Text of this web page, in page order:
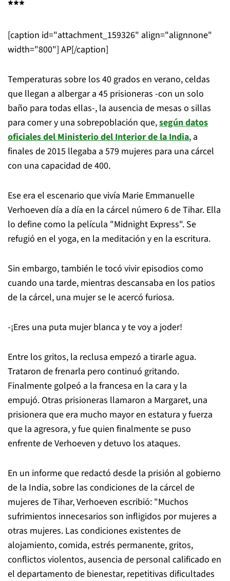
***
[caption id="attachment_159326" align="alignnone"
width="800"] AP[/caption]
Temperaturas sobre los 40 grados en verano, celdas
que llegan a albergar a 45 prisioneras -con un solo
baño para todas ellas-, la ausencia de mesas o sillas
para comer y una sobrepoblación que,según datos
oficiales del Ministerio del Interior de la India, a
finales de 2015 llegaba a 579 mujeres para una cárcel
con una capacidad de 400.
Ese era el escenario que vivía Marie Emmanuelle
Verhoeven día a día en la cárcel número 6 de Tihar. Ella
lo define como la película "Midnight Express". Se
refugió en el yoga, en la meditación y en la escritura.
Sin embargo, también le tocó vivir episodios como
cuando una tarde, mientras descansaba en los patios
de la cárcel, una mujer se le acercó furiosa.
-¡Eres una puta mujer blanca y te voy a joder!
Entre los gritos, la reclusa empezó a tirarle agua.
Trataron de frenarla pero continuó gritando.
Finalmente golpeó a la francesa en la cara y la
empujó. Otras prisioneras llamaron a Margaret, una
prisionera que era mucho mayor en estatura y fuerza
que la agresora, y fue quien finalmente se puso
enfrente de Verhoeven y detuvo los ataques.
En un informe que redactó desde la prisión al gobierno
de la India, sobre las condiciones de la cárcel de
mujeres de Tihar, Verhoeven escribió: "Muchos
sufrimientos innecesarios son infligidos por mujeres a
otras mujeres. Las condiciones existentes de
alojamiento, comida, estrés permanente, gritos,
conflictos violentos, ausencia de personal calificado en
el departamento de bienestar, repetitivas dificultades